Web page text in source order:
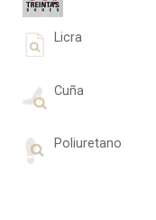
Licra
Cuña
Poliuretano